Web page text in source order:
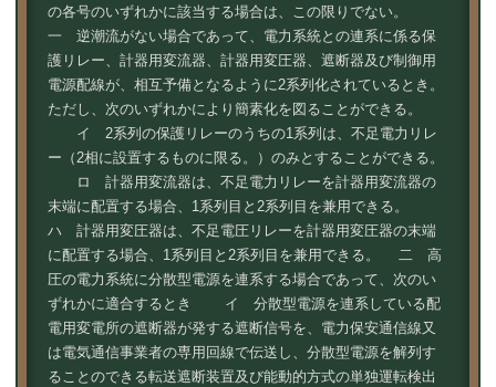
の各号のいずれかに該当する場合は、この限りでない。
一 逆潮流がない場合であって、電力系統との連系に係る保
護リレー、計器用変流器、計器用変圧器、遮断器及び制御用
電源配線が、相互予備となるように2系列化されているとき。
ただし、次のいずれかにより簡素化を図ることができる。
イ 2系列の保護リレーのうちの1系列は、不足電力リレ
ー（2相に設置するものに限る。）のみとすることができる。
ロ 計器用変流器は、不足電力リレーを計器用変流器の
末端に配置する場合、1系列目と2系列目を兼用できる。
ハ 計器用変圧器は、不足電圧リレーを計器用変圧器の末端
に配置する場合、1系列目と2系列目を兼用できる。 二 高
圧の電力系統に分散型電源を連系する場合であって、次のい
ずれかに適合するとき イ 分散型電源を連系している配
電用変電所の遮断器が発する遮断信号を、電力保安通信線又
は電気通信事業者の専用回線で伝送し、分散型電源を解列す
ることのできる転送遮断装置及び能動的方式の単独運転検出